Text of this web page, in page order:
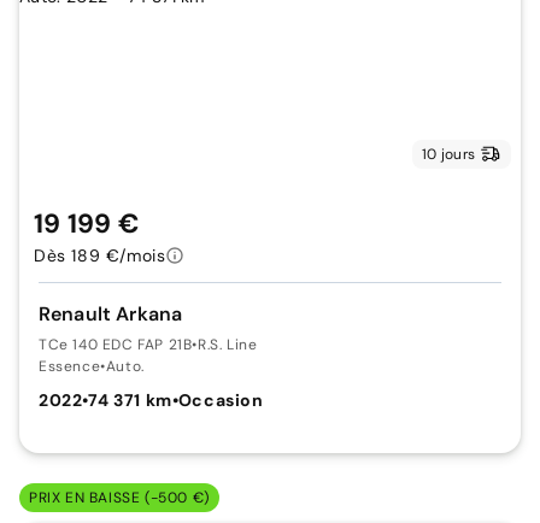
10 jours
Renault Arkana
TCe 140 EDC FAP 21B•R.S. Line
Essence•Auto.
2022•74 371 km•Occasion
19 199 €
Dès 189 €/mois
PRIX EN BAISSE (-500 €)